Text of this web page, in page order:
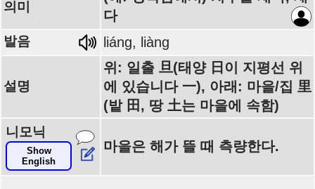
의미
다
발음 liáng, liàng
설명
위: 일출 旦(태양 日이 지평선 위
에 있습니다 一), 아래: 마을/집 里
(밭 田, 땅 土는 마을에 속함)
니모닉
Show
English
마을은 해가 뜰 때 측량한다.